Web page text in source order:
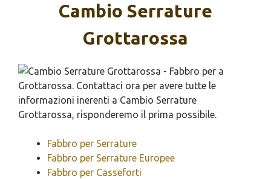
Cambio Serrature
Grottarossa
Fabbro per Serrature
Fabbro per Serrature Europee
Fabbro per Casseforti